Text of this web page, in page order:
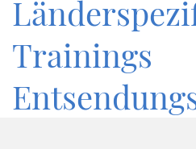
Trainings